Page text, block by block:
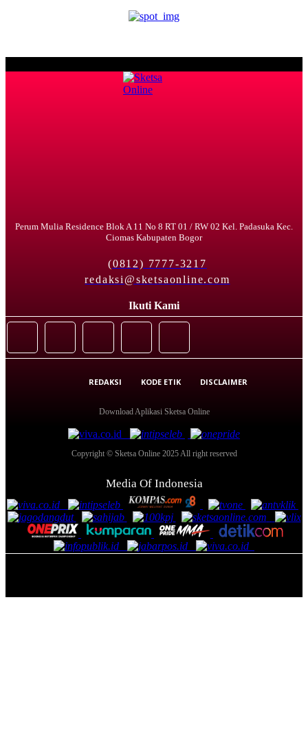
Perum Mulia Residence Blok A 11 No 8 RT 01 / RW 02 Kel. Padasuka Kec.
Ciomas Kabupaten Bogor
(0812) 7777-3217
redaksi@sketsaonline.com
Ikuti Kami
REDAKSI KODE ETIK DISCLAIMER
Download Aplikasi Sketsa Online
Copyright © Sketsa Online 2025 All right reserved
Media Of Indonesia